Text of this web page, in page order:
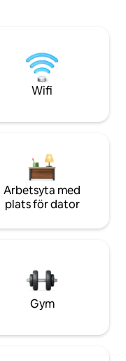
Wifi
Arbetsyta med
plats för dator
Gym